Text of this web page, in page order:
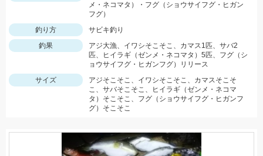
メ・ネコマタ）・フグ（ショウサイフグ・ヒガン
フグ）
釣り方
サビキ釣り
釣果
アジ大漁、イワシそこそこ、カマス1匹、サバ2
匹、ヒイラギ（ゼンメ・ネコマタ）5匹、フグ（シ
ョウサイフグ・ヒガンフグ）リリース
サイズ
アジそこそこ、イワシそこそこ、カマスそこそ
こ、サバそこそこ、ヒイラギ（ゼンメ・ネコマ
タ）そこそこ、フグ（ショウサイフグ・ヒガンフ
グ）そこそこ